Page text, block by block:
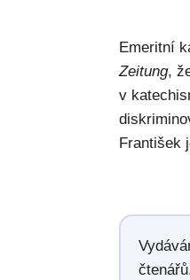
Emeritní
Zeitung,
v
František